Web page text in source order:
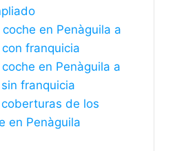
en Penàguila a
franquicia
en Penàguila a
franquicia
de los
en Penàguila